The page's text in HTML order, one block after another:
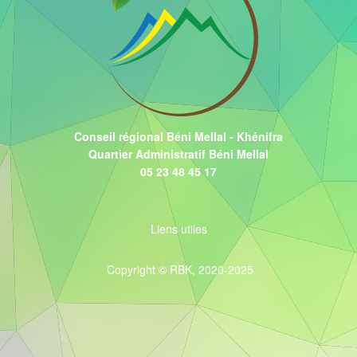
Conseil régional Béni Mellal - Khénifra
Quartier Administratif Béni Mellal
05 23 48 45 17
Liens utiles
Copyright © RBK, 2020-2025